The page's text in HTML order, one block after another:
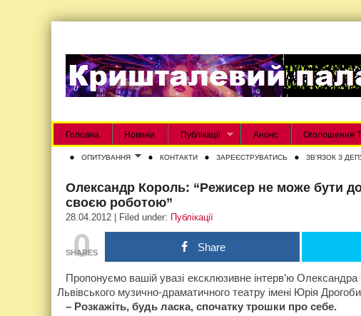
Головна Новини Публікації Анонс Оголошення
ОПИТУВАННЯ КОНТАКТИ ЗАРЕЄСТРУВАТИСЬ ЗВʼЯЗОК З
Олександр Король: “Режисер не може бути
своєю роботою”
28.04.2012 | Filed under: Публікації
0
SHARES Share
Пропонуємо вашій увазі ексклюзивне інтерв’ю
Львівського музично-драматичного театру імені Юрія
– Розкажіть, будь ласка, спочатку трошки про себе.